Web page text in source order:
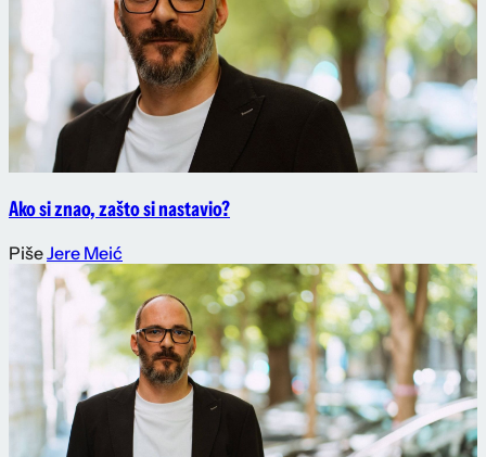
Ako si znao, zašto si nastavio?
PišeJere Meić